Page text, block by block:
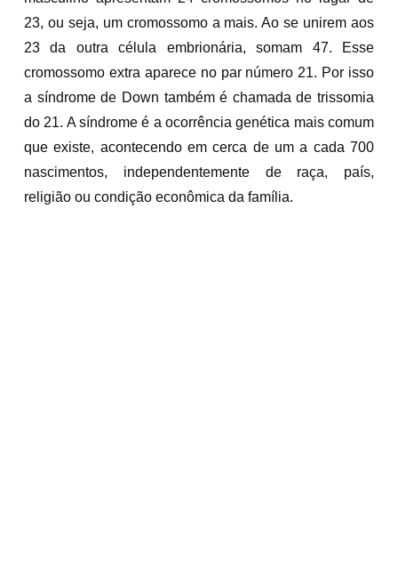
23, ou seja, um cromossomo a mais. Ao se unirem aos
23 da outra célula embrionária, somam 47. Esse
cromossomo extra aparece no par número 21. Por isso
a síndrome de Down também é chamada de trissomia
do 21. A síndrome é a ocorrência genética mais comum
que existe, acontecendo em cerca de um a cada 700
nascimentos, independentemente de raça, país,
religião ou condição econômica da família.